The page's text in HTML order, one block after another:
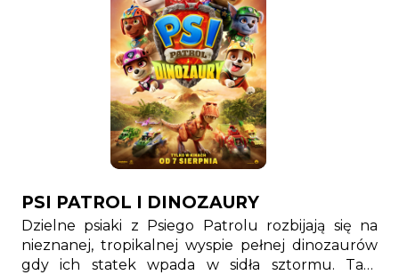
PSI PATROL I DINOZAURY
Dzielne psiaki z Psiego Patrolu rozbijają się na
nieznanej, tropikalnej wyspie pełnej dinozaurów
gdy ich statek wpada w sidła sztormu. Tam